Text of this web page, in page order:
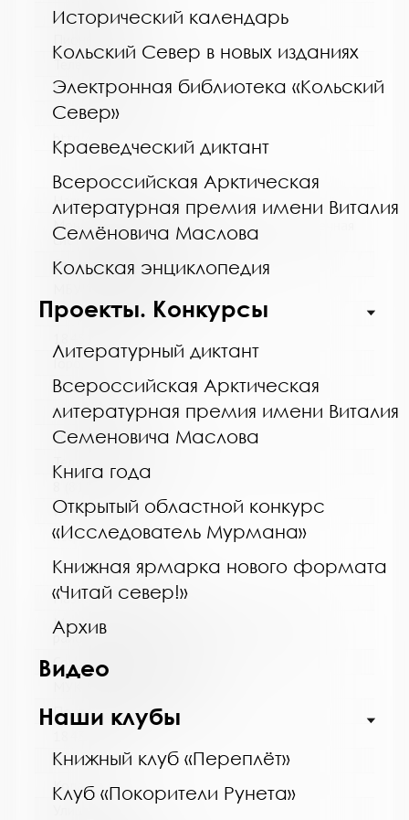
Исторический календарь
Кольский Север в новых изданиях
Электронная библиотека «Кольский
Север»
Краеведческий диктант
Всероссийская Арктическая
литературная премия имени Виталия
Семёновича Маслова
Кольская энциклопедия
Проекты. Конкурсы
Литературный диктант
Всероссийская Арктическая
литературная премия имени Виталия
Семеновича Маслова
Книга года
Открытый областной конкурс
«Исследователь Мурмана»
Книжная ярмарка нового формата
«Читай север!»
Архив
Видео
Наши клубы
Книжный клуб «Переплёт»
Клуб «Покорители Рунета»
Улица, дом:
Телефон:
8 (81553) 2-61-98
www:
http://kolabiblio.ru/
Название библиотеки:
Мончегорская централизованная библиотечная
система
Сокращенное название:
Почтовый индекс:
Город:
Мончегорск
Улица, дом:
пр. Металлургов, д. 27
Телефон:
www:
http://monlib.ru/
Название библиотеки:
Межпоселенческая библиотека Кольского
района
Сокращенное название:
Почтовый индекс:
Город:
Кола